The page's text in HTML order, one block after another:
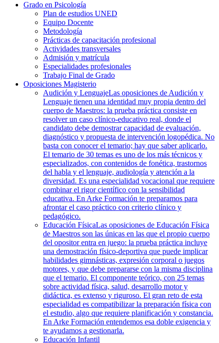
Grado en Psicología
Plan de estudios UNED
Equipo Docente
Metodología
Prácticas de capacitación profesional
Actividades transversales
Admisión y matrícula
Especialidades profesionales
Trabajo Final de Grado
Oposiciones Magisterio
Audición y LenguajeLas oposiciones de Audición y
Lenguaje tienen una identidad muy propia dentro del
cuerpo de Maestros: la prueba práctica consiste en
resolver un caso clínico-educativo real, donde el
candidato debe demostrar capacidad de evaluación,
diagnóstico y propuesta de intervención logopédica. No
basta con conocer el temario; hay que saber aplicarlo.
El temario de 30 temas es uno de los más técnicos y
especializados, con contenidos de fonética, trastornos
del habla y el lenguaje, audiología y atención a la
diversidad. Es una especialidad vocacional que requiere
combinar el rigor científico con la sensibilidad
educativa. En Arke Formación te preparamos para
afrontar el caso práctico con criterio clínico y
pedagógico.
Educación FísicaLas oposiciones de Educación Física
de Maestros son las únicas en las que el propio cuerpo
del opositor entra en juego: la prueba práctica incluye
una demostración físico-deportiva que puede implicar
habilidades gimnásticas, expresión corporal o juegos
motores, y que debe prepararse con la misma disciplina
que el temario. El componente teórico, con 25 temas
sobre actividad física, salud, desarrollo motor y
didáctica, es extenso y riguroso. El gran reto de esta
especialidad es compatibilizar la preparación física con
el estudio, algo que requiere planificación y constancia.
En Arke Formación entendemos esa doble exigencia y
te ayudamos a gestionarla.
Educación Infantil